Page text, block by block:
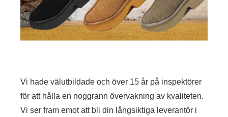
Vi hade välutbildade och över 15 år på inspektörer
för att hålla en noggrann övervakning av kvaliteten.
Vi ser fram emot att bli din långsiktiga leverantör i